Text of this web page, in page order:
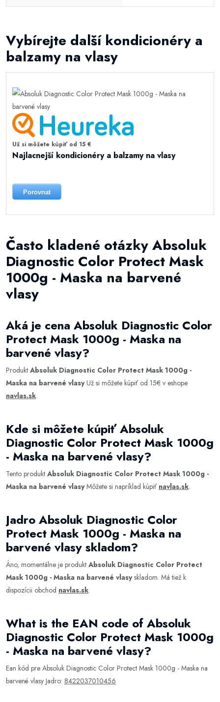
Vybírejte další kondicionéry a
balzamy na vlasy
Už si môžete kúpiť od 15 €
Najlacnejší kondicionéry a balzamy na vlasy
Porovnat
Často kladené otázky Absoluk
Diagnostic Color Protect Mask
1000g - Maska na barvené
vlasy
Aká je cena Absoluk Diagnostic Color
Protect Mask 1000g - Maska na
barvené vlasy?
Produkt Absoluk Diagnostic Color Protect Mask 1000g -
Maska na barvené vlasyUž si môžete kúpiť od 15€ v eshope
navlas.sk.
Kde si môžete kúpiť Absoluk
Diagnostic Color Protect Mask 1000g
- Maska na barvené vlasy?
Tento produkt Absoluk Diagnostic Color Protect Mask 1000g -
Maska na barvené vlasyMôžete si napríklad kúpiť navlas.sk.
Jadro Absoluk Diagnostic Color
Protect Mask 1000g - Maska na
barvené vlasy skladom?
Áno, momentálne je produkt Absoluk Diagnostic Color Protect
Mask 1000g - Maska na barvené vlasyskladom. Má tiež k
dispozícii obchod navlas.sk.
What is the EAN code of Absoluk
Diagnostic Color Protect Mask 1000g
- Maska na barvené vlasy?
Ean kód pre Absoluk Diagnostic Color Protect Mask 1000g - Maska na
barvené vlasy Jadro: 8422037010456